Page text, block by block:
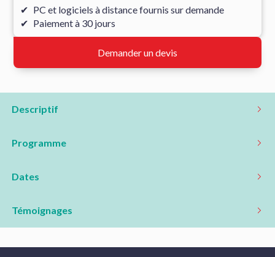
PC et logiciels à distance fournis sur demande
Paiement à 30 jours
Demander un devis
Descriptif
Programme
Dates
Témoignages